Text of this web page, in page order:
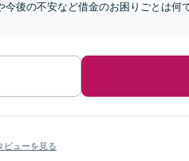
今後の不安など借金のお困りごとは
ビューを見る